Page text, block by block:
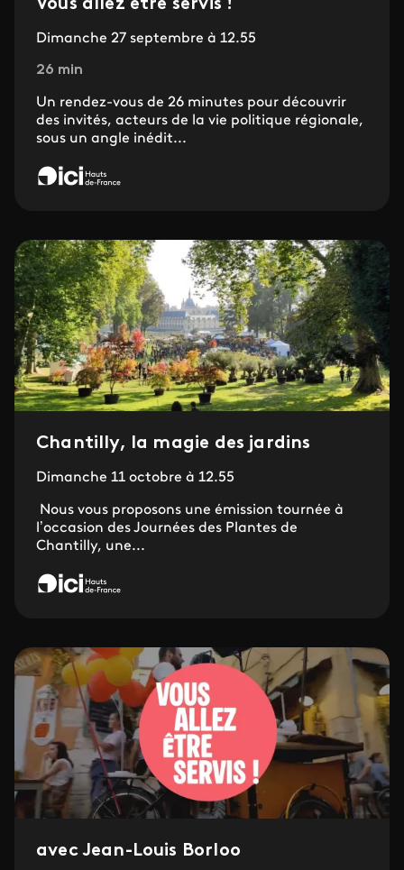
Vous allez être servis !
Dimanche 27 septembre à 12.55
26 min
Un rendez-vous de 26 minutes pour découvrir
des invités, acteurs de la vie politique régionale,
sous un angle inédit...
Chantilly, la magie des jardins
Dimanche 11 octobre à 12.55
Nous vous proposons une émission tournée à
l’occasion des Journées des Plantes de
Chantilly, une...
avec Jean-Louis Borloo